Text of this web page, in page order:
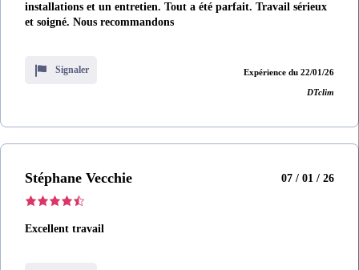
installations et un entretien. Tout a été parfait. Travail sérieux
et soigné. Nous recommandons
Signaler Expérience du 22/01/26
DTclim
Stéphane Vecchie 07 / 01 / 26
Excellent travail